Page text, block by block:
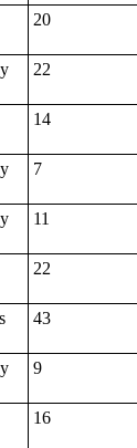
20
22
14
7
11
22
43
9
16